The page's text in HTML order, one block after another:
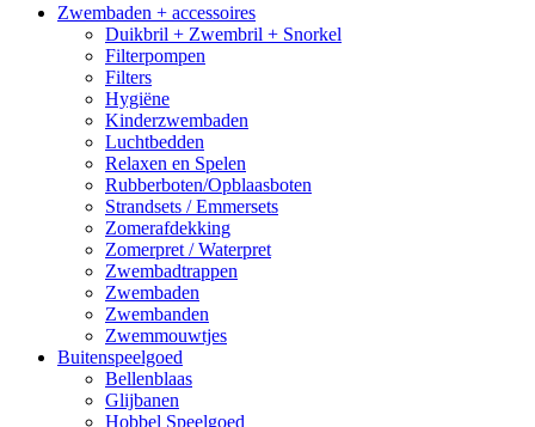
Zwembaden + accessoires
Duikbril + Zwembril + Snorkel
Filterpompen
Filters
Hygiëne
Kinderzwembaden
Luchtbedden
Relaxen en Spelen
Rubberboten/Opblaasboten
Strandsets / Emmersets
Zomerafdekking
Zomerpret / Waterpret
Zwembadtrappen
Zwembaden
Zwembanden
Zwemmouwtjes
Buitenspeelgoed
Bellenblaas
Glijbanen
Hobbel Speelgoed